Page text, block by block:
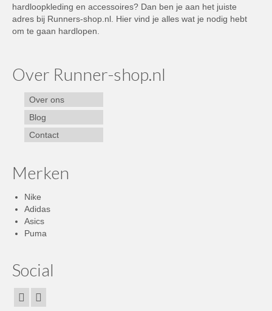
hardloopkleding en accessoires? Dan ben je aan het juiste
adres bij Runners-shop.nl. Hier vind je alles wat je nodig hebt
om te gaan hardlopen.
Over Runner-shop.nl
Over ons
Blog
Contact
Merken
Nike
Adidas
Asics
Puma
Social